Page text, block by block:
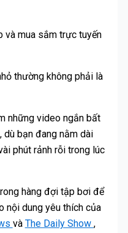
và mua sắm trực tuyến
thường không phải là
những video ngắn bất
dù bạn đang nằm dài
phút rảnh rỗi trong lúc
hàng đợi tập bơi để
nội dung yêu thích của
và The Daily Show ,